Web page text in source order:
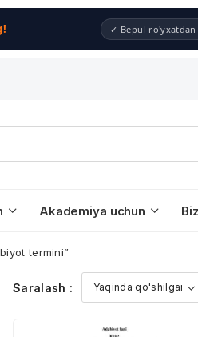
✓ Bepul ro'yxatdan
Akademiya uchun
termini”
Saralash :